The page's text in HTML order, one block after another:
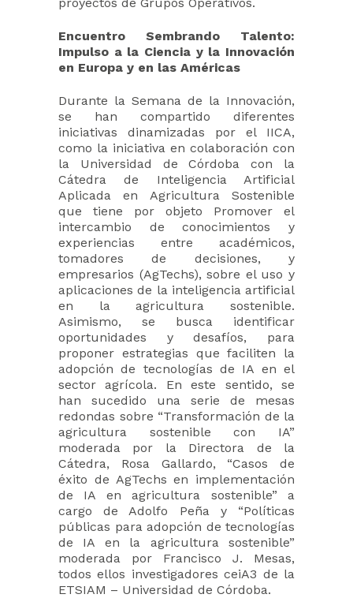
Encuentro Sembrando Talento:
Impulso a la Ciencia y la Innovación
en Europa y en las Américas
Durante la Semana de la Innovación,
se han compartido diferentes
iniciativas dinamizadas por el IICA,
como la iniciativa en colaboración con
la Universidad de Córdoba con la
Cátedra de Inteligencia Artificial
Aplicada en Agricultura Sostenible
que tiene por objeto Promover el
intercambio de conocimientos y
experiencias entre académicos,
tomadores de decisiones, y
empresarios (AgTechs), sobre el uso y
aplicaciones de la inteligencia artificial
en la agricultura sostenible.
Asimismo, se busca identificar
oportunidades y desafíos, para
proponer estrategias que faciliten la
adopción de tecnologías de IA en el
sector agrícola. En este sentido, se
han sucedido una serie de mesas
redondas sobre “Transformación de la
agricultura sostenible con IA”
moderada por la Directora de la
Cátedra, Rosa Gallardo, “Casos de
éxito de AgTechs en implementación
de IA en agricultura sostenible” a
cargo de Adolfo Peña y “Políticas
públicas para adopción de tecnologías
de IA en la agricultura sostenible”
moderada por Francisco J. Mesas,
todos ellos investigadores ceiA3 de la
ETSIAM – Universidad de Córdoba.